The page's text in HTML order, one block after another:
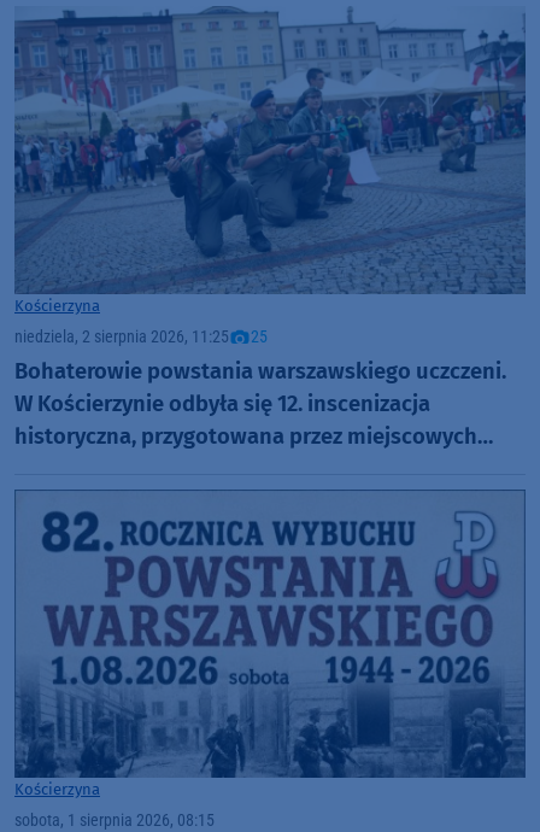
Kościerzyna
niedziela, 2 sierpnia 2026, 11:25 25
Bohaterowie powstania warszawskiego uczczeni.
W Kościerzynie odbyła się 12. inscenizacja
historyczna, przygotowana przez miejscowych
Kościerzyna
sobota, 1 sierpnia 2026, 08:15